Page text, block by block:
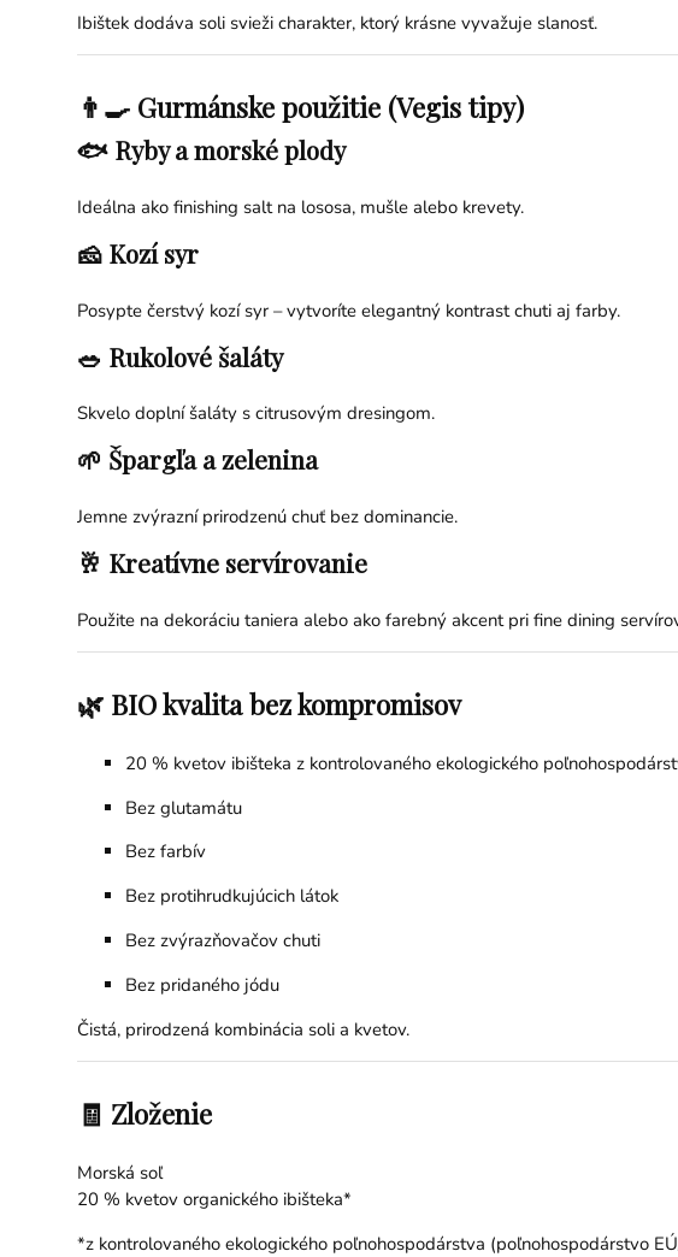
Ibištek dodáva soli svieži charakter, ktorý krásne vyvažuje slanosť.
👨‍🍳 Gurmánske použitie (Vegis tipy)
🐟 Ryby a morské plody
Ideálna ako finishing salt na lososa, mušle alebo krevety.
🧀 Kozí syr
Posypte čerstvý kozí syr – vytvoríte elegantný kontrast chuti aj farby.
🥗 Rukolové šaláty
Skvelo doplní šaláty s citrusovým dresingom.
🌱 Špargľa a zelenina
Jemne zvýrazní prirodzenú chuť bez dominancie.
🥂 Kreatívne servírovanie
Použite na dekoráciu taniera alebo ako farebný akcent pri fine dining
🌿 BIO kvalita bez kompromisov
20 % kvetov ibišteka z kontrolovaného ekologického
Bez glutamátu
Bez farbív
Bez protihrudkujúcich látok
Bez zvýrazňovačov chuti
Bez pridaného jódu
Čistá, prirodzená kombinácia soli a kvetov.
🧾 Zloženie
Morská soľ
20 % kvetov organického ibišteka*
*z kontrolovaného ekologického poľnohospodárstva (poľnohospodárstvo